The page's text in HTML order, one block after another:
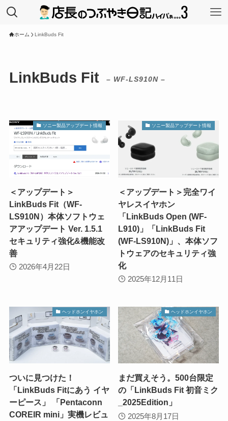
ホーム LinkBuds Fit
LinkBuds Fit – WF-LS910N –
ソニー製品アップデート情報
＜アップデート＞
LinkBuds Fit（WF-
LS910N）本体ソフトウェ
アアップデート Ver. 1.5.1
セキュリティ強化&機能改
善
2026年4月22日
ソニー製品アップデート情報
＜アップデート＞完全ワイ
ヤレスイヤホン
「LinkBuds Open (WF-
L910)」「LinkBuds Fit
(WF-LS910N)」、本体ソフ
トウェアのセキュリティ強
化
2025年12月11日
ヘッドホンイヤホン
ついに見つけた！
「LinkBuds Fitにあう イヤ
ーピース」 「Pentaconn
COREIR mini」実機レビュ
ヘッドホンイヤホン
まだ買えそう。500台限定
の「LinkBuds Fit 初音ミク
_2025Edition」
2025年8月17日